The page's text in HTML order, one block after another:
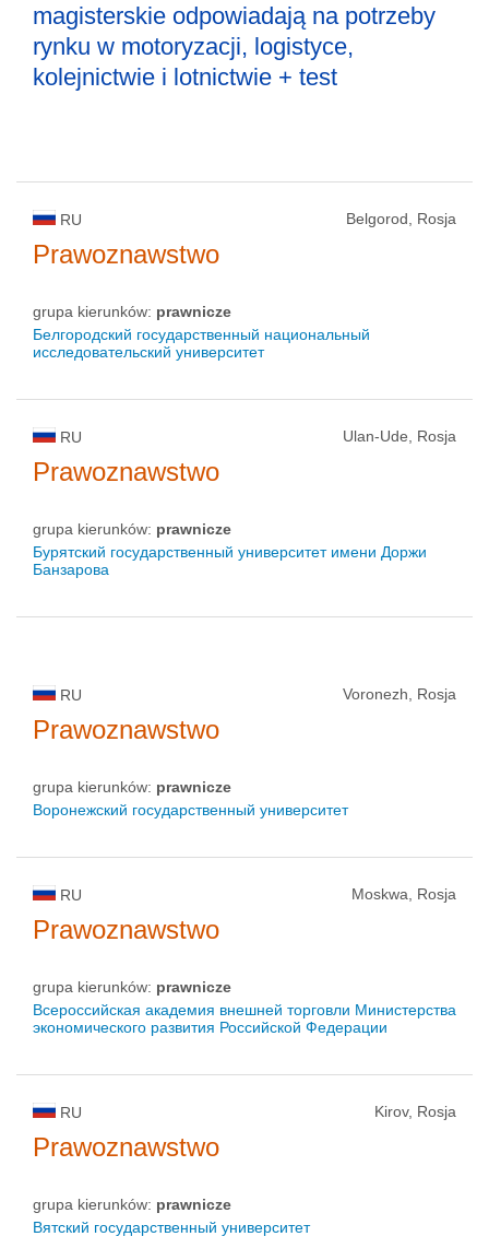
magisterskie odpowiadają na potrzeby
rynku w motoryzacji, logistyce,
kolejnictwie i lotnictwie + test
RU Belgorod, Rosja
Prawoznawstwo
grupa kierunków: prawnicze
Белгородский государственный национальный
исследовательский университет
RU Ulan-Ude, Rosja
Prawoznawstwo
grupa kierunków: prawnicze
Бурятский государственный университет имени Доржи
Банзарова
RU Voronezh, Rosja
Prawoznawstwo
grupa kierunków: prawnicze
Воронежский государственный университет
RU Moskwa, Rosja
Prawoznawstwo
grupa kierunków: prawnicze
Всероссийская академия внешней торговли Министерства
экономического развития Российской Федерации
RU Kirov, Rosja
Prawoznawstwo
grupa kierunków: prawnicze
Вятский государственный университет